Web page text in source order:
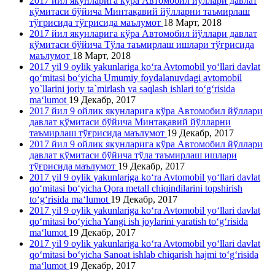
қўмитаси бўйича Минтақавий йўлларни таъмирлаш
тўғрисида тўғрисида маълумот 18 Март, 2018
2017 йил якунларига кўра Автомобил йўллари давлат
қўмитаси бўйича Тўла таъмирлаш ишлари тўғрисида
маълумот 18 Март, 2018
2017 yil 9 oylik yakunlariga ko‘ra Avtomobil yo‘llari davlat
qo‘mitasi bo‘yicha Umumiy foydalanuvdagi avtomobil
yo`llarini joriy ta`mirlash va saqlash ishlari to‘g‘risida
ma‘lumot 19 Декабр, 2017
2017 йил 9 ойлик якунларига кўра Автомобил йўллари
давлат қўмитаси бўйича Минтақавий йўлларни
таъмирлаш тўғрисида маълумот 19 Декабр, 2017
2017 йил 9 ойлик якунларига кўра Автомобил йўллари
давлат қўмитаси бўйича тўла таъмирлаш ишлари
тўғрисида маълумот 19 Декабр, 2017
2017 yil 9 oylik yakunlariga ko‘ra Avtomobil yo‘llari davlat
qo‘mitasi bo‘yicha Qora metall chiqindilarini topshirish
to‘g‘risida ma‘lumot 19 Декабр, 2017
2017 yil 9 oylik yakunlariga ko‘ra Avtomobil yo‘llari davlat
qo‘mitasi bo‘yicha Yangi ish joylarini yaratish to‘g‘risida
ma‘lumot 19 Декабр, 2017
2017 yil 9 oylik yakunlariga ko‘ra Avtomobil yo‘llari davlat
qo‘mitasi bo‘yicha Sanoat ishlab chiqarish hajmi to‘g‘risida
ma‘lumot 19 Декабр, 2017